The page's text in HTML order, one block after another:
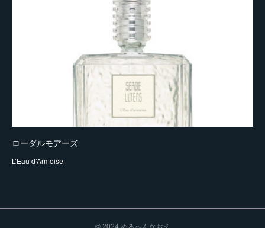
ローダルモアーズ
L’Eau d’Armoise